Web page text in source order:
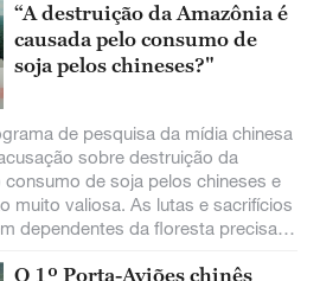
“A destruição da Amazônia é
causada pelo consumo de
soja pelos chineses?"
de pesquisa da mídia chinesa
sobre destruição da
de soja pelos chineses e
muito valiosa. As lutas e sacrifícios
dependentes da floresta precisam
O 1º Porta-Aviões chinês